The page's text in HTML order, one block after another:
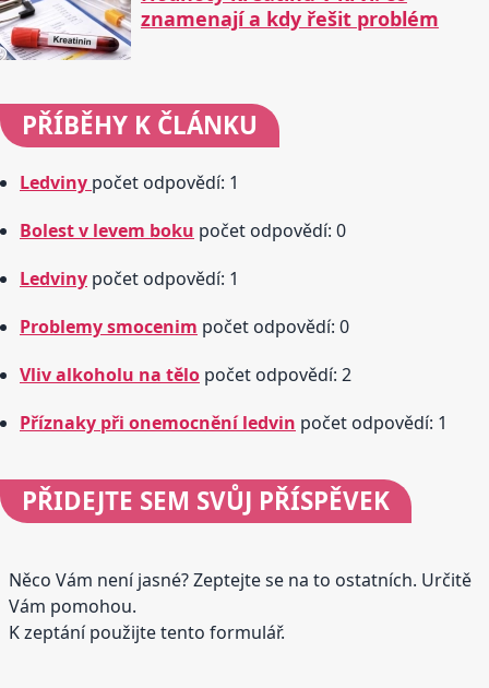
znamenají a kdy řešit problém
PŘÍBĚHY K ČLÁNKU
Ledviny počet odpovědí: 1
Bolest v levem boku počet odpovědí: 0
Ledviny počet odpovědí: 1
Problemy smocenim počet odpovědí: 0
Vliv alkoholu na tělo počet odpovědí: 2
Příznaky při onemocnění ledvin počet odpovědí: 1
PŘIDEJTE SEM SVŮJ PŘÍSPĚVEK
Něco Vám není jasné? Zeptejte se na to ostatních. Určitě
Vám pomohou.
K zeptání použijte tento formulář.